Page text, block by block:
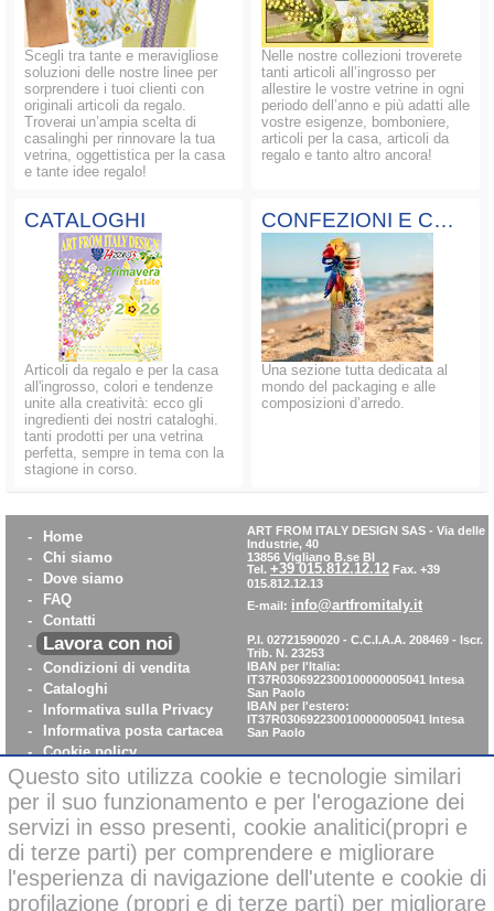
Scegli tra tante e meravigliose
soluzioni delle nostre linee per
sorprendere i tuoi clienti con
originali articoli da regalo.
Troverai un’ampia scelta di
casalinghi per rinnovare la tua
vetrina, oggettistica per la casa
e tante idee regalo!
Nelle nostre collezioni troverete
tanti articoli all’ingrosso per
allestire le vostre vetrine in ogni
periodo dell’anno e più adatti alle
vostre esigenze, bomboniere,
articoli per la casa, articoli da
regalo e tanto altro ancora!
CATALOGHI
Articoli da regalo e per la casa
all'ingrosso, colori e tendenze
unite alla creatività: ecco gli
ingredienti dei nostri cataloghi.
tanti prodotti per una vetrina
perfetta, sempre in tema con la
stagione in corso.
CONFEZIONI E COMPOSIZIONI
Una sezione tutta dedicata al
mondo del packaging e alle
composizioni d’arredo.
-
Home
-
Chi siamo
-
Dove siamo
-
FAQ
-
Contatti
-
Lavora con noi
-
Condizioni di vendita
-
Cataloghi
-
Informativa sulla Privacy
-
Informativa posta cartacea
- Cookie policy
- WhistleBlowing
Parità di Genere
ART FROM ITALY DESIGN SAS - Via delle
Industrie, 40
13856 Vigliano B.se BI
Tel. +39 015.812.12.12 Fax. +39
015.812.12.13
E-mail: info@artfromitaly.it
P.I. 02721590020 - C.C.I.A.A. 208469 - Iscr.
Trib. N. 23253
IBAN per l'Italia:
IT37R0306922300100000005041 Intesa
San Paolo
IBAN per l'estero:
IT37R0306922300100000005041 Intesa
San Paolo
Pagamenti sicuri con carta di credito on-line
Questo sito utilizza cookie e tecnologie similari
per il suo funzionamento e per l'erogazione dei
servizi in esso presenti, cookie analitici(propri e
di terze parti) per comprendere e migliorare
l'esperienza di navigazione dell'utente e cookie di
profilazione (propri e di terze parti) per migliorare